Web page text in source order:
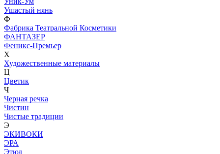
Ушастый нянь
Ф
Фабрика Театральной Косметики
ФАНТАЗЕР
Феникс-Премьер
Х
Художественные материалы
Ц
Цветик
Ч
Черная речка
Чистин
Чистые традиции
Э
ЭКИВОКИ
ЭРА
Этюд